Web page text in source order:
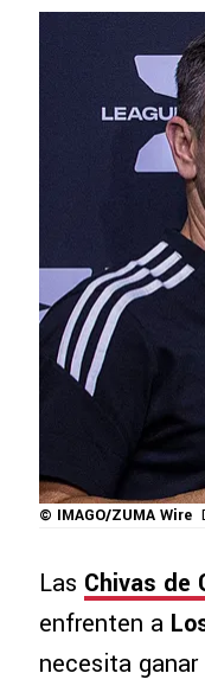
© IMAGO/ZUMA Wire
Las Chivas de
enfrenten a
necesita